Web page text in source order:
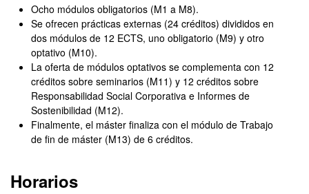
Ocho módulos obligatorios (M1 a M8).
Se ofrecen prácticas externas (24 créditos) divididos en
dos módulos de 12 ECTS, uno obligatorio (M9) y otro
optativo (M10).
La oferta de módulos optativos se complementa con 12
créditos sobre seminarios (M11) y 12 créditos sobre
Responsabilidad Social Corporativa e Informes de
Sostenibilidad (M12).
Finalmente, el máster finaliza con el módulo de Trabajo
de fin de máster (M13) de 6 créditos.
Horarios